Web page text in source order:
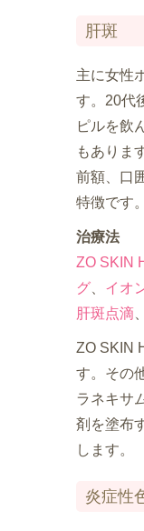
肝斑
主に女性
す。20代
ピルを飲
もありま
前額、口
特徴です。
治療法
ZO SKIN
グ
イオ
肝斑点滴
ZO SKIN
す。その
ラネキサ
剤を塗布
します。
炎症性